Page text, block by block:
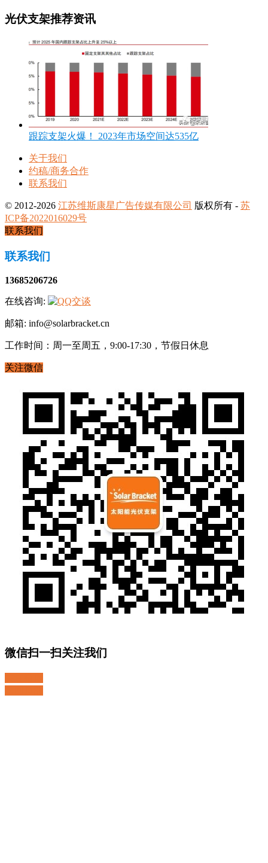
光伏支架推荐资讯
跟踪支架火爆！ 2023年市场空间达535亿
关于我们
约稿/商务合作
联系我们
© 2012-2026 江苏维斯康星广告传媒有限公司 版权所有 - 苏
ICP备2022016029号
联系我们
联系我们
13685206726
在线咨询:
邮箱: info@solarbracket.cn
工作时间：周一至周五，9:00-17:30，节假日休息
关注微信
微信扫一扫关注我们